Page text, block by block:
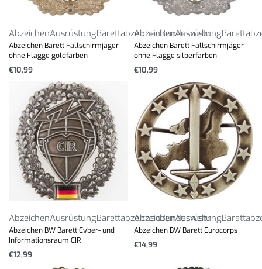
AbzeichenAusrüstungBarettabzeichenBundeswehr
Abzeichen Barett Fallschirmjäger
ohne Flagge goldfarben
€10,99
AbzeichenAusrüstung
Abzeichen Barett Fallschirmjäger
ohne Flagge silberfarben
€10,99
AbzeichenAusrüstungBarettabzeichenBundeswehr
Abzeichen BW Barett Cyber- und
Informationsraum CIR
€12,99
AbzeichenAusrüstung
Abzeichen BW Barett Eurocorps
€14,99